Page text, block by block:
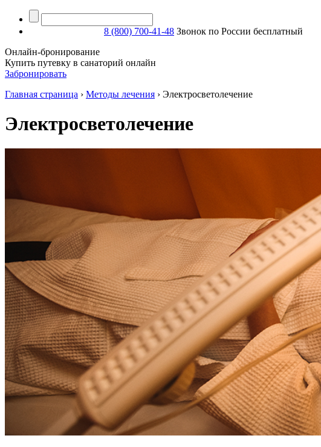
8 (800) 700-41-48 Звонок по России бесплатный
Онлайн-бронирование
Купить путевку в санаторий онлайн
Забронировать
Главная страница › Методы лечения › Электросветолечение
Электросветолечение